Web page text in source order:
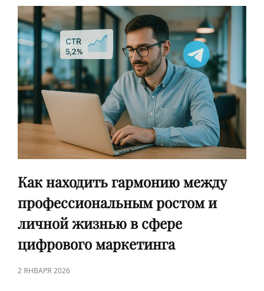
«ПУСТЫЕ»
КАДРЫ
УСИЛИВАЮТ
ОБРАЗОВАТЕЛЬНЫЙ
ЭФФЕКТ
В
REELS,
YOUTUBE
SHORTS,
VK
И
TELEGRAM
Как находить гармонию между
профессиональным ростом и
личной жизнью в сфере
цифрового маркетинга
ЗАПИСЬ
2 ЯНВАРЯ 2026